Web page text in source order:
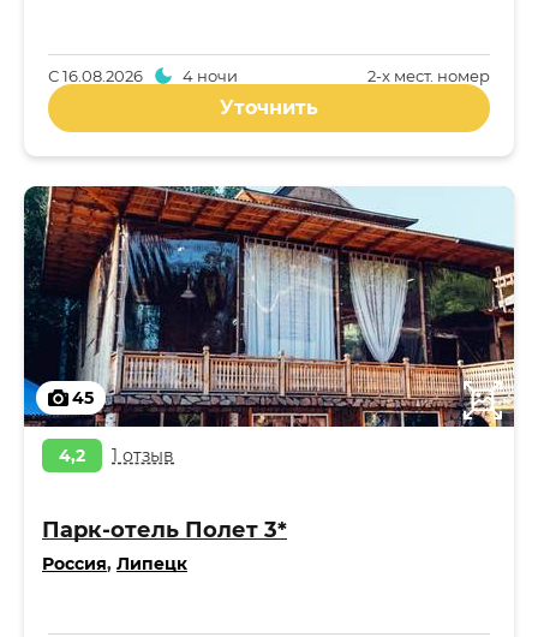
2-x мест. номер
С16.08.2026 4 ночи
Уточнить
45
4,2 1 отзыв
Парк-отель Полет 3*
Россия, Липецк